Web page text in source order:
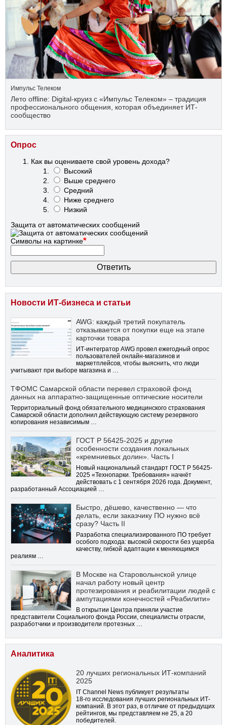
Импульс Телеком
Лето offline: Digital-круиз с «Импульс Телеком» – традиция
профессионального общения, которая объединяет ИТ-
сообщество
Опрос
Как вы оцениваете свой уровень дохода?
Высокий
Выше среднего
Средний
Ниже среднего
Низкий
Защита от автоматических сообщений
Символы на картинке*
Новости ИТ-бизнеса и статьи
AWG: каждый третий покупатель
отказывается от покупки еще на этапе
карточки товара
ИТ-интегратор AWG провел ежегодный опрос
пользователей онлайн-магазинов и
маркетплейсов, чтобы выяснить, что люди
учитывают при выборе магазина и …
ТФОМС Самарской области перевел страховой фонд
данных на аппаратно-защищенные оптические носители
Территориальный фонд обязательного медицинского страхования
Самарской области дополнил действующую систему резервного
копирования независимым …
ГОСТ Р 56425-2025 и другие
особенности создания локальных
«кремниевых долин». Часть I
Новый национальный стандарт ГОСТ Р 56425-
2025 «Технопарки. Требования» начнёт
действовать с 1 сентября 2026 года. Документ,
разработанный Ассоциацией …
Быстро, дёшево, качественно — что
делать, если заказчику ПО нужно всё
сразу? Часть II
Разработка специализированного ПО требует
особого подхода: высокой скорости без ущерба
качеству, гибкой адаптации к меняющимся
реалиям …
В Москве на Староволынской улице
начал работу новый центр
протезирования и реабилитации людей с
ампутациями конечностей «Реабилити»
В открытии Центра приняли участие
представители Социального фонда России, специалисты отрасли,
разработчики и производители протезных …
Аналитика
20 лучших региональных ИТ-компаний
2025
IT Channel News публикует результаты
18-го исследования лучших региональных ИТ-
компаний. В этот раз, в отличие от предыдущих
рейтингов, мы представляем не 25, а 20
победителей.